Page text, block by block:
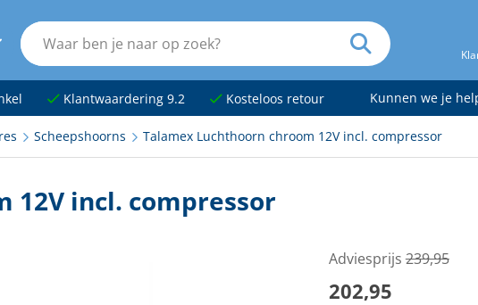
Klantwaardering 9.2 Kosteloos retour Kunnen we je
Scheepshoorns Talamex Luchthoorn chroom 12V incl. compressor
12V incl. compressor
Adviesprijs239,95
202,95